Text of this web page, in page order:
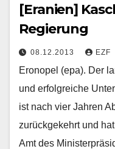
[Eranien]
Regierung
08.12.2013 EZF
Eronopel (epa). Der
und erfolgreiche
ist nach vier Jahren
zurückgekehrt und
Amt des